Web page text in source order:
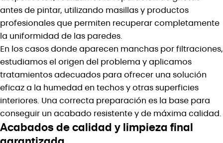
antes de pintar, utilizando masillas y productos
profesionales que permiten recuperar completamente
la uniformidad de las paredes.
En los casos donde aparecen manchas por filtraciones,
estudiamos el origen del problema y aplicamos
tratamientos adecuados para ofrecer una solución
eficaz a la humedad en techos y otras superficies
interiores. Una correcta preparación es la base para
conseguir un acabado resistente y de máxima calidad.
Acabados de calidad y limpieza final